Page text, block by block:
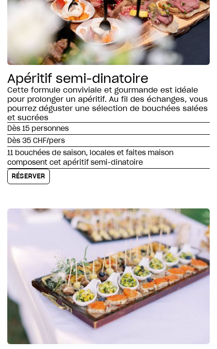
Apéritif semi-dinatoire
Cette formule conviviale et gourmande est idéale
pour prolonger un apéritif. Au fil des échanges, vous
pourrez déguster une sélection de bouchées salées
et sucrées
Dès 15 personnes
Dès 35 CHF/pers
11 bouchées de saison, locales et faites maison
composent cet apéritif semi-dinatoire
RÉSERVER